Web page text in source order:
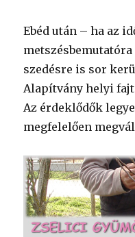
Ebéd után – ha az
szedésre is sor
Alapítvány helyi
Az érdeklődők
megfelelően